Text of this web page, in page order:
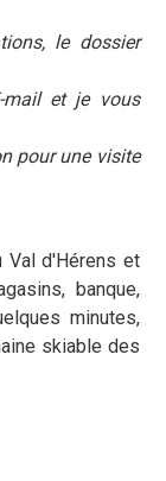
le dossier
mail et je vous
pour une visite
Val d'Hérens et
banque,
minutes,
skiable des